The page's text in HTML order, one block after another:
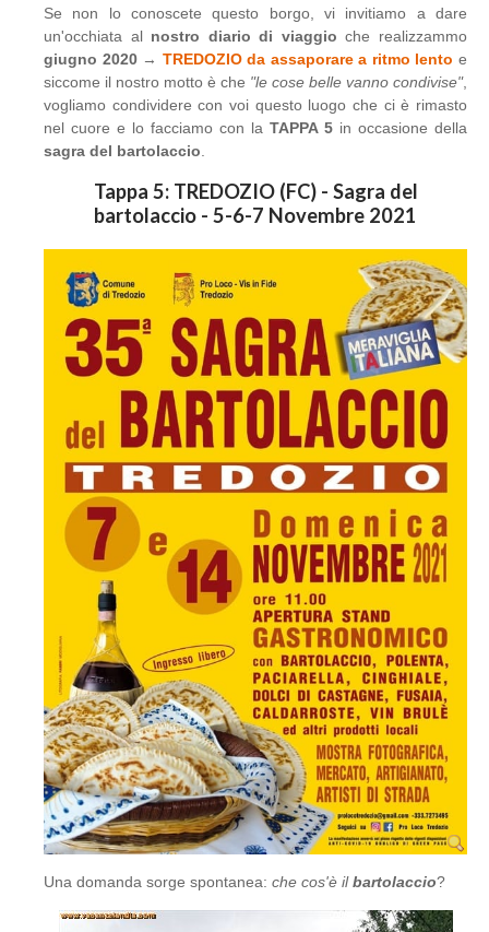
Se non lo conoscete questo borgo, vi invitiamo a dare
un'occhiata al nostro diario di viaggio che realizzammo
giugno 2020→ TREDOZIO da assaporare a ritmo lento e
siccome il nostro motto è che "le cose belle vanno condivise",
vogliamo condividere con voi questo luogo che ci è rimasto
nel cuore e lo facciamo con la TAPPA 5 in occasione della
sagra del bartolaccio.
Tappa 5: TREDOZIO (FC) - Sagra del
bartolaccio - 5-6-7 Novembre 2021
Una domanda sorge spontanea: che cos'è ilbartolaccio?